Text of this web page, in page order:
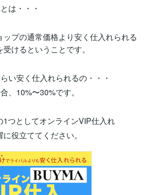
は・・・
プの通常価格より安く仕入れられる
けるということです。
い安く仕入れられるの・・・
、10%〜30%です。
つとしてオンラインVIP仕入れ
役立ててください。